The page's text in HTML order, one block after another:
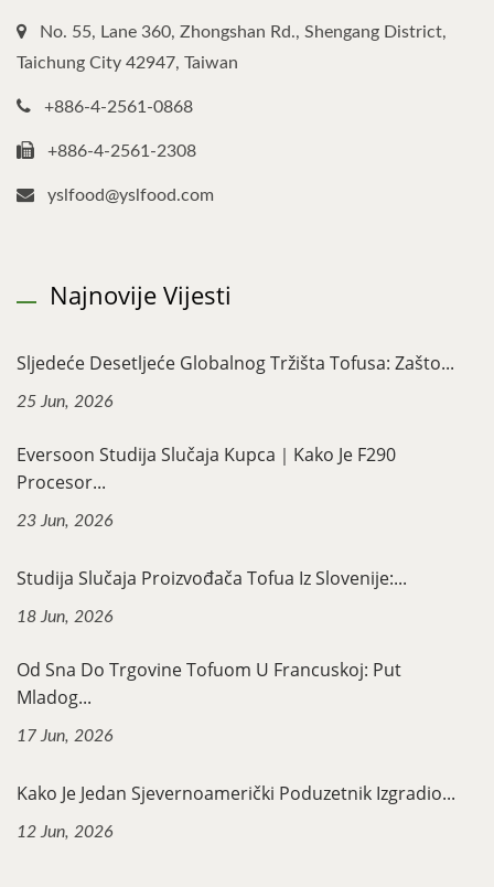
No. 55, Lane 360, Zhongshan Rd., Shengang District,
Taichung City 42947, Taiwan
+886-4-2561-0868
+886-4-2561-2308
yslfood@yslfood.com
Najnovije Vijesti
Sljedeće Desetljeće Globalnog Tržišta Tofusa: Zašto...
25 Jun, 2026
Eversoon Studija Slučaja Kupca｜Kako Je F290
Procesor...
23 Jun, 2026
Studija Slučaja Proizvođača Tofua Iz Slovenije:...
18 Jun, 2026
Od Sna Do Trgovine Tofuom U Francuskoj: Put
Mladog...
17 Jun, 2026
Kako Je Jedan Sjevernoamerički Poduzetnik Izgradio...
12 Jun, 2026